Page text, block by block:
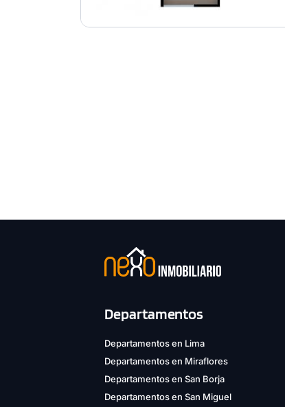
Departamentos
Departamentos en Lima
Departamentos en Miraflores
Departamentos en San Borja
Departamentos en San Miguel